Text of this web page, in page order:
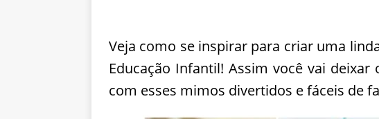
Veja como se inspirar para criar uma
Educação Infantil! Assim você vai
com esses mimos divertidos e fáceis de